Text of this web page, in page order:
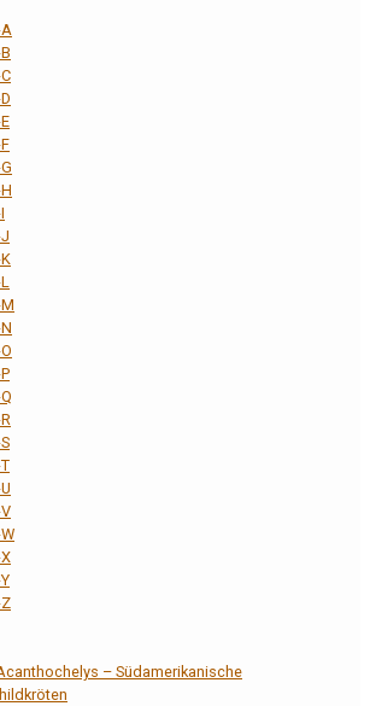
– Südamerikanische